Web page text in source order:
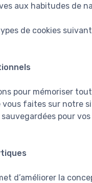
aux habitudes de
de cookies
pour mémoriser
vous faites sur notre
sauvegardées pour
d’améliorer la